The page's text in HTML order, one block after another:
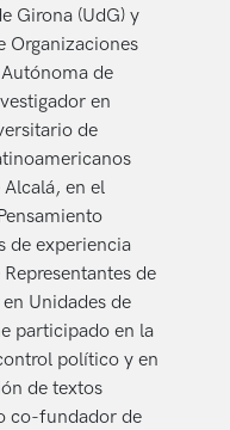
Girona (UdG) y
Organizaciones
de
en
de
Alcalá, en el
de experiencia
de
Unidades de
participado en la
político y en
de textos
co-fundador de